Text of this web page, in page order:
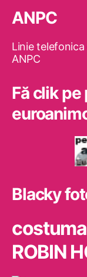
ANPC
Linie
ANPC
Fă clik
Blacky
ROBIN